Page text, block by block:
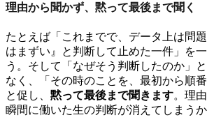
理由から聞かず、黙って最後まで聞く
たとえば「これまでで、データ上は問
はまずい』と判断して止めた一件」を
う。そして「なぜそう判断したのか」
なく、「その時のことを、最初から順
と促し、 黙って最後まで聞きます。理
瞬間に働いた生の判断が消えてしまうか